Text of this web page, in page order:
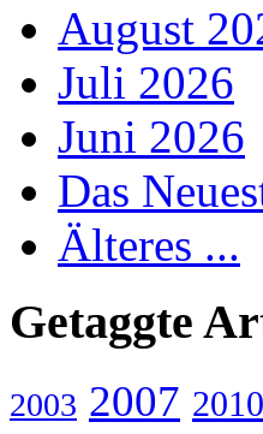
August
Juli 2026
Juni 2026
Das
Älteres ...
Getaggte
2003 2007 2010